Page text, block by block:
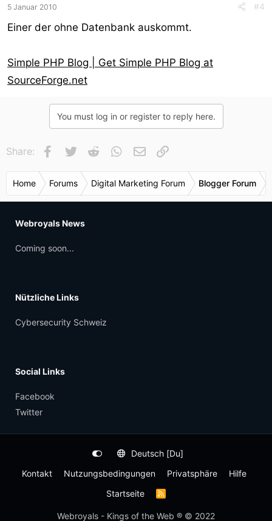
5 Januar 2010 #4
Einer der ohne Datenbank auskommt.
Simple PHP Blog | Get Simple PHP Blog at
SourceForge.net
You must log in or register to reply here.
Share: Facebook
Twitter Reddit WhatsApp
E-Mail
Home Forums Digital Marketing Forum Blogger Forum
Webroyals News
Coming soon...
Nützliche Links
Cybersecurity Schweiz
Social Links
Facebook
Twitter
Deutsch [Du]
Kontakt
Nutzungsbedingungen Privatsphäre
Hilfe
Startseite
R
S
Webroyals - Kings of the Web ® © 2022